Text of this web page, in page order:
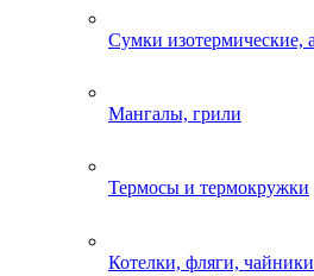
Сумки изотермические,
Мангалы, грили
Термосы и термокружки
Котелки, фляги, чайники